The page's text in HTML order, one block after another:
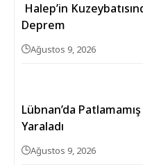
Halep’in
Deprem
Ağustos 9, 2026
Lübnan’da
Yaraladı
Ağustos 9, 2026